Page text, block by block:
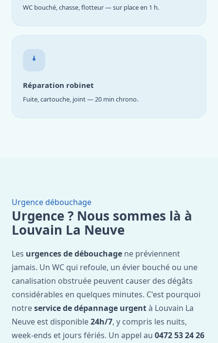
WC bouché, chasse, flotteur — sur place en 1 h.
Réparation robinet
Fuite, cartouche, joint — 20 min chrono.
Urgence débouchage
Urgence ? Nous sommes là à
Louvain La Neuve
Les urgences de débouchage ne préviennent
jamais. Un WC qui refoule, un évier bouché ou une
canalisation obstruée peuvent causer des dégâts
considérables en quelques minutes. C'est pourquoi
notreservice de dépannage urgentà Louvain La
Neuve est disponible24h/7, y compris les nuits,
week-ends et jours fériés. Un appel au 0472 53 24 26